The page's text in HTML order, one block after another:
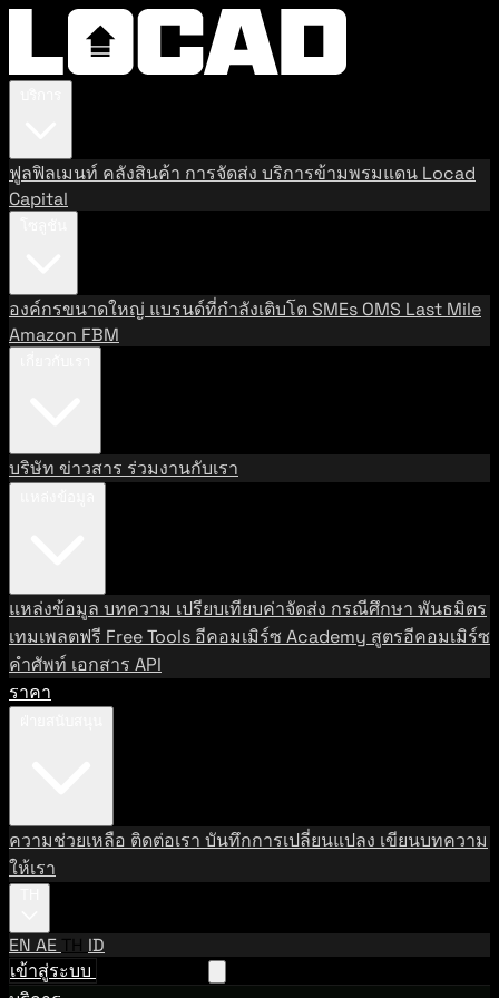
ฟูลฟิลเมนท์ คลังสินค้า การจัดส่ง บริการข้ามพรมแดน Locad
Capital
องค์กรขนาดใหญ่ แบรนด์ที่กำลังเติบโตSMEs OMS Last Mile
Amazon FBM
บริษัท ข่าวสาร ร่วมงานกับเรา
แหล่งข้อมูล บทความ เปรียบเทียบค่าจัดส่ง กรณีศึกษา พันธมิตร
เทมเพลตฟรี Free Tools อีคอมเมิร์ซ Academy สูตรอีคอมเมิร์ซ
คำศัพท์ เอกสาร API
ราคา
ความช่วยเหลือ ติดต่อเรา บันทึกการเปลี่ยนแปลง เขียนบทความ
ให้เรา
EN AE TH ID
เข้าสู่ระบบ